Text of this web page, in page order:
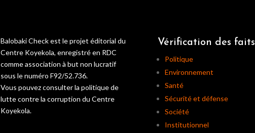
Balobaki Check est le projet éditorial du
Centre Koyekola, enregistré en RDC
comme association à but non lucratif
sous le numéro F92/52.736.
Vous pouvez consulter la politique de
lutte contre la corruption du Centre
Koyekola.
Vérification des faits
Politique
Environnement
Santé
Sécurité et défense
Société
Institutionnel